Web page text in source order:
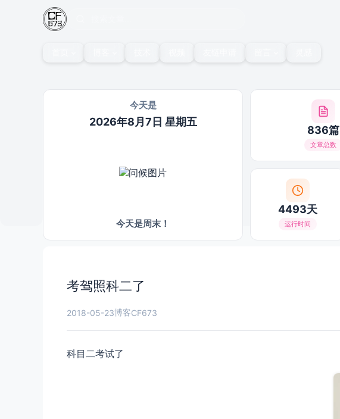
今天是
2026年8月7日 星期五
今天是周末！
836篇
文章总数
4493天
运行时间
考驾照科二了
2018-05-23博客CF673
科目二考试了